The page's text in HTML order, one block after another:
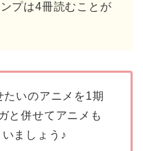
プは4冊読むことが
いのアニメを1期
と併せてアニメも
ましょう♪